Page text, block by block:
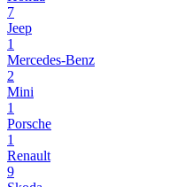
7
Jeep
1
Mercedes-Benz
2
Mini
1
Porsche
1
Renault
9